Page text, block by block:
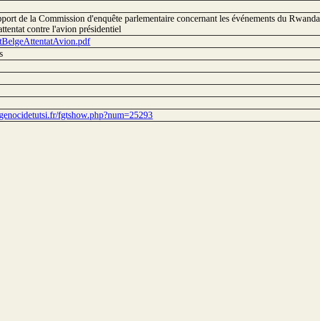
de la Commission d'enquête parlementaire concernant les événements du Rwanda
contre l'avion présidentiel
fgtshow.php?num=25293